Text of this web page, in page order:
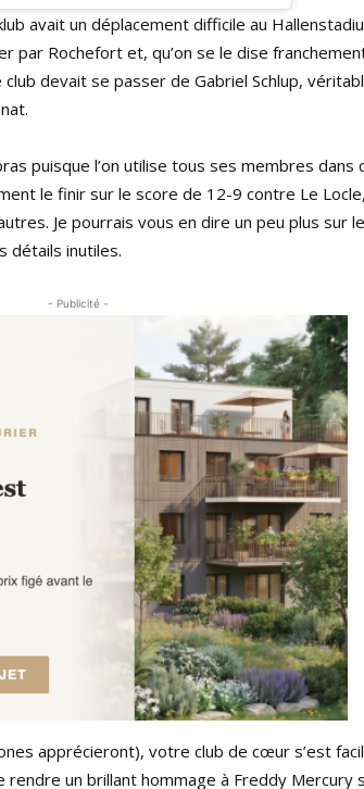
avait un déplacement difficile au
par Rochefort et, qu’on se le dise
devait se passer de Gabriel Schlup,
puisque l’on utilise tous ses membres dans
le finir sur le score de 12-9 contre Le
Je pourrais vous en dire un peu plus sur
détails inutiles.
- Publicité -
apprécieront), votre club de cœur s’est
un brillant hommage à Freddy Mercury